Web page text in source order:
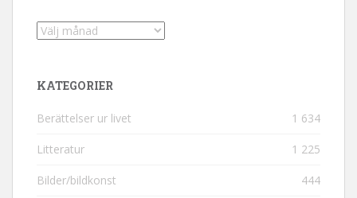
Arkiv
KATEGORIER
Berättelser ur livet 1 634
Litteratur 1 225
Bilder/bildkonst 444